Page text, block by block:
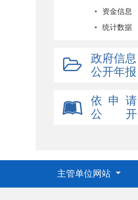
资金信息
统计数据
政府信息
公开年报
依 申 请
公 开
主管单位网站